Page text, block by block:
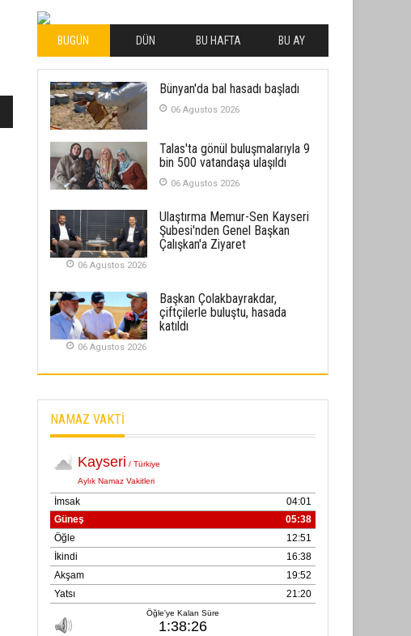
26 Subat 2026
METİN ERTEM
YENİ HİCRİ YIL VE ÜLKEMİZDE
YAŞANANLAR!
21 Haziran 2026
SEMRA ŞAHİN
KENDİNE UYANMAK
Merve Şimşek
İlgi Alanlarımız ve Biz
SABAHATTİN SÜRMEN
Kayserispor, Rizespor’la Nihayet 3
01 Mayis 2026
BUGÜN DÜN BU HAFTA BU AY
Bünyan'da bal hasadı başladı
06 Agustos 2026
Talas'ta gönül buluşmalarıyla 9
bin 500 vatandaşa ulaşıldı
06 Agustos 2026
Ulaştırma Memur-Sen Kayseri
Şubesi'nden Genel Başkan
Çalışkan'a Ziyaret
06 Agustos 2026
Başkan Çolakbayrakdar,
çiftçilerle buluştu, hasada
katıldı
06 Agustos 2026
NAMAZ VAKTİ